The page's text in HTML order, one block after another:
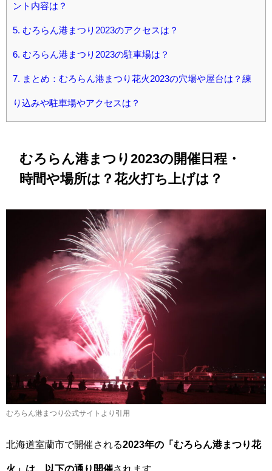
ント内容は？
5. むろらん港まつり2023のアクセスは？
6. むろらん港まつり2023の駐車場は？
7. まとめ：むろらん港まつり花火2023の穴場や屋台は？練
り込みや駐車場やアクセスは？
むろらん港まつり2023の開催日程・
時間や場所は？花火打ち上げは？
むろらん港まつり公式サイトより引用
北海道室蘭市で開催される2023年の「むろらん港まつり花
火」は、以下の通り開催されます。